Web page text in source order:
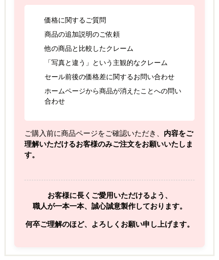
価格に関するご質問
商品の追加説明のご依頼
他の商品と比較したクレーム
「写真と違う」という主観的なクレーム
セール前後の価格差に関するお問い合わせ
ホームページから商品が消えたことへの問い
合わせ
ご購入前に商品ページをご確認いただき、 内容をご
理解いただけるお客様のみご注文をお願いいたしま
す。
お客様に長くご愛用いただけるよう、
職人が一本一本、誠心誠意製作しております。
何卒ご理解のほど、よろしくお願い申し上げます。